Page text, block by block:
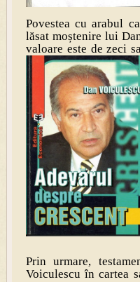
Povestea cu arabul
lăsat moștenire lui
valoare este de zeci
Prin urmare,
Voiculescu în cartea